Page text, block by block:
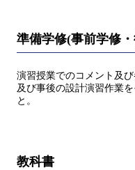
準備学修(事前学修
演習授業でのコメント及
及び事後の設計演習作業
と。
教科書